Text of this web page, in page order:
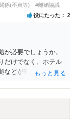
係(不貞等) #離婚協議
役にたった 2
必要でしょうか。
だけでなく、ホテル
などが有効です。 不
れます。 ただし、不
との評価につながる
参考まで。